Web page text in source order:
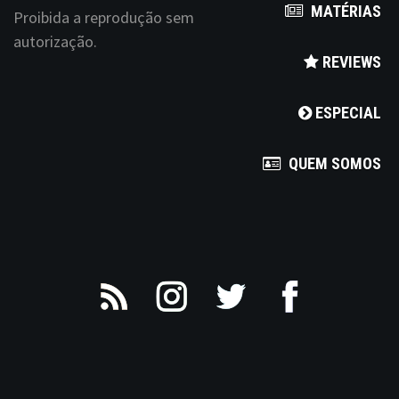
a
v
Proibida a reprodução sem
autorização.
MATÉRIAS
REVIEWS
ESPECIAL
QUEM SOMOS